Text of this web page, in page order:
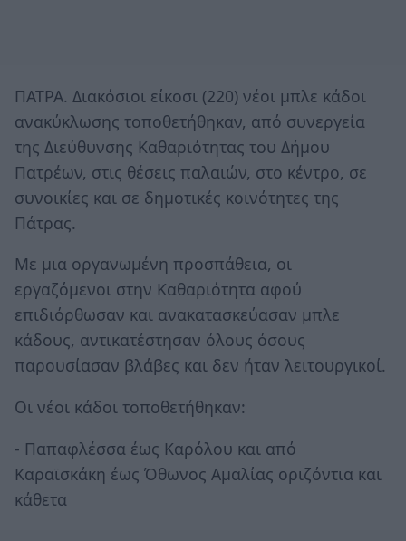
ΠΑΤΡΑ. Διακόσιοι είκοσι (220) νέοι μπλε κάδοι
ανακύκλωσης τοποθετήθηκαν, από συνεργεία
της Διεύθυνσης Καθαριότητας του Δήμου
Πατρέων, στις θέσεις παλαιών, στο κέντρο, σε
συνοικίες και σε δημοτικές κοινότητες της
Πάτρας.
Με μια οργανωμένη προσπάθεια, οι
εργαζόμενοι στην Καθαριότητα αφού
επιδιόρθωσαν και ανακατασκεύασαν μπλε
κάδους, αντικατέστησαν όλους όσους
παρουσίασαν βλάβες και δεν ήταν λειτουργικοί.
Οι νέοι κάδοι τοποθετήθηκαν:
- Παπαφλέσσα έως Καρόλου και από
Καραϊσκάκη έως Όθωνος Αμαλίας οριζόντια και
κάθετα